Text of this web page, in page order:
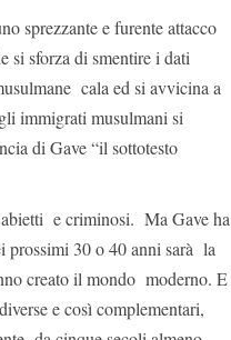
sprezzante e furente attacco
si sforza di smentire i dati
cala ed si avvicina a
immigrati musulmani si
di Gave “il sottotesto
abietti e criminosi. Ma Gave ha
prossimi 30 o 40 anni sarà la
creato il mondo moderno. E
e così complementari,